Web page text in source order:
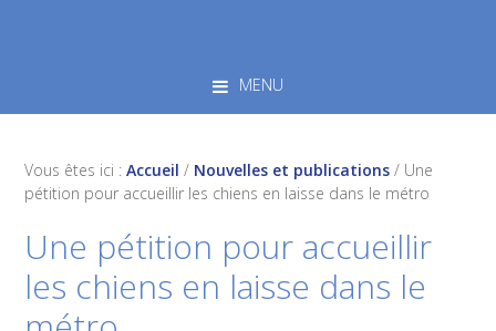
MENU
Vous êtes ici :Accueil / Nouvelles et publications / Une
pétition pour accueillir les chiens en laisse dans le métro
Une pétition pour accueillir
les chiens en laisse dans le